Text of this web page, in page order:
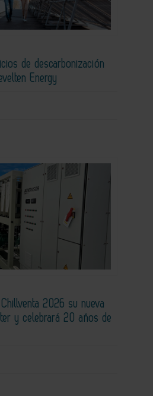
de descarbonización
Energy
2026 su nueva
y celebrará 20 años de